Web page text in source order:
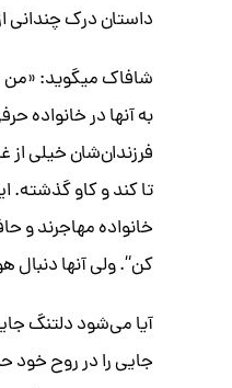
داستان درک چندانی
شافاک میگوید: «من
به آنها در خانواده
فرزندان‌شان خیلی
تا کند و کاو
خانواده مهاجرند و
کن“. ولی آنها
آیا می‌شود دلتنگ
جایی را در روح خود